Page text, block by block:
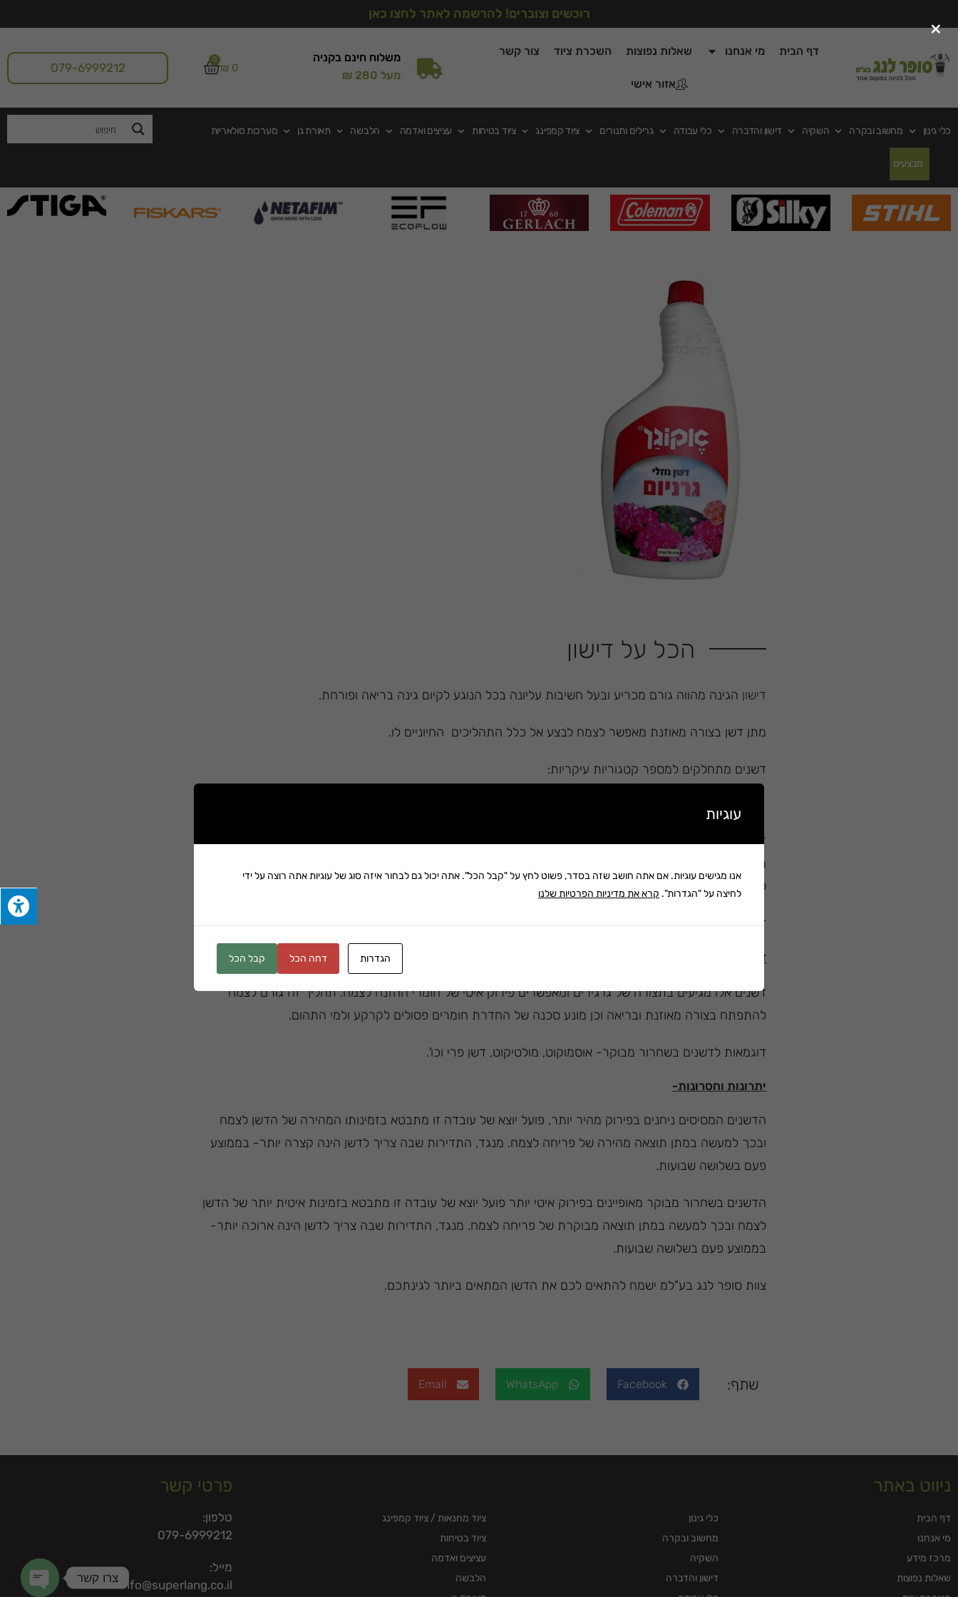
רוכשים וצוברים! להרשמה לאתר לחצו כאן
דף הבית מי אנחנו שאלות נפוצות השכרת ציוד צור קשר
אזור אישי
משלוח חינם בקניה
מעל 280 ₪
₪0
0
079-6999212
כלי גינון מחשוב ובקרה השקיה דישון והדברה כלי עבודה גרילים ותנורים ציוד קמפינג ציוד בטיחות עציצים ואדמה הלבשה תאורת גן מערכות סולאריות
מבצעים
הכל על דישון
דישון הגינה מהווה גורם מכריע ובעל חשיבות עליונה בכל הנוגע לקיום גינה בריאה ופורחת.
מתן דשן בצורה מאוזנת מאפשר לצמח לבצע אל כלל התהליכים החיוניים לו.
דשנים מתחלקים למספר קטגוריות עיקריות:
דשן המגיע בתצורה של גרגירים, אבקה או נוזל. יתרונו של דשן מסוג זה הינו פירוקו המהיר וזמינותו המהירה לצמח.
מנגד, חסרונו של הדשן המסיס נעוץ בצמצומן של יסודות ההזנה המגיעים לצמחיה לאורך זמן דבר היכול להוביל
לחוסר איזון בגידול הצמח וכן גרימת נזקים עקב ריבוי הצטברות של יסודות הזנה.
דוגמאות לדשנים מסיסים- דשן 20-20-20, דשן נוזלי למשאבות דישון וכו'.
דשן בשחרור מבוקר-
דשנים אלו מגיעים בתצורה של גרגירים ומאפשרים פירוק איטי של חומרי ההזנה לצמח. תהליך זה גורם לצמח
להתפתח בצורה מאוזנת ובריאה וכן מונע סכנה של החדרת חומרים פסולים לקרקע ולמי התהום.
דוגמאות לדשנים בשחרור מבוקר- אוסמוקוט, מולטיקוט, דשן פרי וכו'.
יתרונות וחסרונות-
הדשנים המסיסים ניחנים בפירוק מהיר יותר, פועל יוצא של עובדה זו מתבטא בזמינותו המהירה של הדשן לצמח
ובכך למעשה במתן תוצאה מהירה של פריחה לצמח. מנגד, התדירות שבה צריך לדשן הינה קצרה יותר- בממוצע
פעם בשלושה שבועות.
הדשנים בשחרור מבוקר מאופיינים בפירוק איטי יותר פועל יוצא של עובדה זו מתבטא בזמינות איטית יותר של הדשן
לצמח ובכך למעשה במתן תוצאה מבוקרת של פריחה לצמח. מנגד, התדירות שבה צריך לדשן הינה ארוכה יותר-
בממוצע פעם בשלושה שבועות.
צוות סופר לנג בע"למ ישמח להתאים לכם את הדשן המתאים ביותר לגינתכם.
שתף: Facebook
WhatsApp
Email
ניווט באתר
דף הבית
מי אנחנו
מרכז מידע
שאלות נפוצות
כלי גינון
מחשוב ובקרה
השקיה
דישון והדברה
ציוד מחנאות / ציוד קמפינג
ציוד בטיחות
עציצים ואדמה
הלבשה
פרטי קשר
טלפון:
079-6999212
מייל:
info@superlang.co.il
×
עוגיות
אנו מגישים עוגיות. אם אתה חושב שזה בסדר, פשוט לחץ על "קבל הכל". אתה יכול גם לבחור איזה סוג של עוגיות אתה רוצה על ידי
לחיצה על "הגדרות". קרא את מדיניות הפרטיות שלנו
הגדרות דחה הכל קבל הכל
צרו קשר